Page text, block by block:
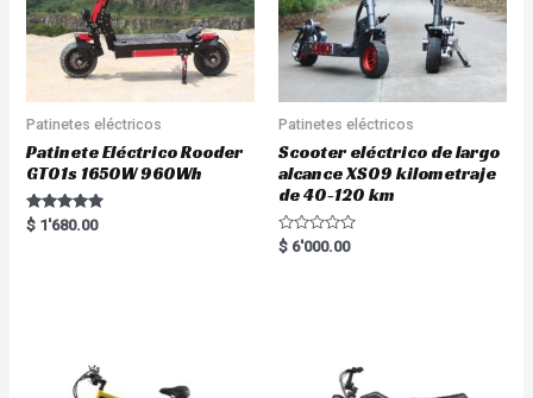
Patinetes eléctricos
Patinete Eléctrico Rooder
GT01s 1650W 960Wh
Rated
5.00
$ 1'680.00
Patinetes eléctricos
Scooter eléctrico de largo
alcance XS09 kilometraje
de 40-120 km
R
a
$ 6'000.00